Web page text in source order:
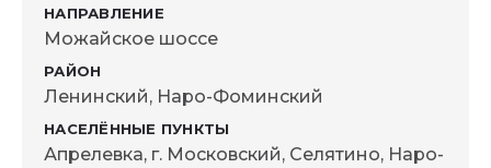
Можайское шоссе
Ленинский, Наро-Фоминский
Апрелевка, г. Московский, Селятино, Наро-